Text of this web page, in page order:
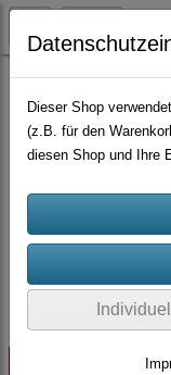
Container-Rosen
Produkte je
Dieser Shop
(z.B. für den
diesen Shop und Ihre